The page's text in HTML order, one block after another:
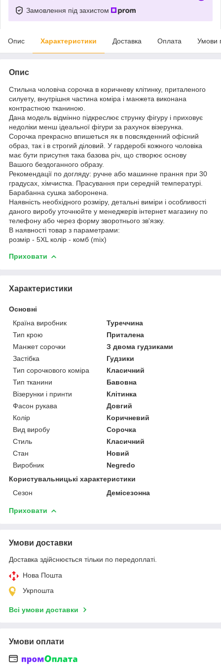
Замовлення під захистом
Опис Характеристики Доставка Оплата Умови
Опис
Стильна чоловіча сорочка в коричневу клітинку, приталеного
силуету, внутрішня частина коміра і манжета виконана
контрастною тканиною.
Дана модель відмінно підкреслює струнку фігуру і приховує
недоліки менш ідеальної фігури за рахунок візерунка.
Сорочка прекрасно впишеться як в повсякденний офісний
образ, так і в строгий діловий. У гардеробі кожного чоловіка
має бути присутня така базова річ, що створює основу
Вашого бездоганного образу.
Рекомендації по догляду: ручне або машинне прання при 30
градусах, хімчистка. Прасування при середній температурі.
Барабанна сушка заборонена.
Наявність необхідного розміру, детальні виміри і особливості
даного виробу уточнюйте у менеджерів інтернет магазину по
телефону або через форму зворотнього зв'язку.
В наявності товар з параметрами:
розмір - 5XL колір - комб (mix)
Приховати
Характеристики
Основні
Країна виробник
Туреччина
Тип крою
Приталена
Манжет сорочки
З двома гудзиками
Застібка
Гудзики
Тип сорочкового коміра
Класичний
Тип тканини
Бавовна
Візерунки і принти
Клітинка
Фасон рукава
Довгий
Колір
Коричневий
Вид виробу
Сорочка
Стиль
Класичний
Стан
Новий
Виробник
Negredo
Користувальницькі характеристики
Сезон
Демісезонна
Приховати
Умови доставки
Доставка здійснюється тільки по передоплаті.
Нова Пошта
Укрпошта
Всі умови доставки
Умови оплати